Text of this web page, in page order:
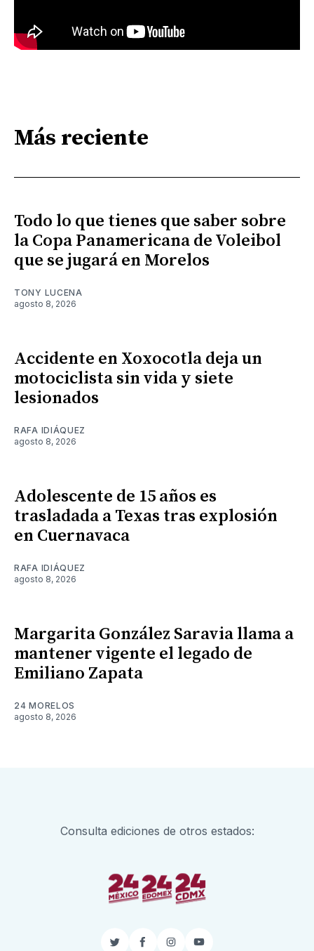
Más reciente
Todo lo que tienes que saber sobre
la Copa Panamericana de Voleibol
que se jugará en Morelos
TONY LUCENA
agosto 8, 2026
Accidente en Xoxocotla deja un
motociclista sin vida y siete
lesionados
RAFA IDIÁQUEZ
agosto 8, 2026
Adolescente de 15 años es
trasladada a Texas tras explosión
en Cuernavaca
RAFA IDIÁQUEZ
agosto 8, 2026
Margarita González Saravia llama a
mantener vigente el legado de
Emiliano Zapata
24 MORELOS
agosto 8, 2026
Consulta ediciones de otros estados:
TwitterFacebook
InstagramYouTube